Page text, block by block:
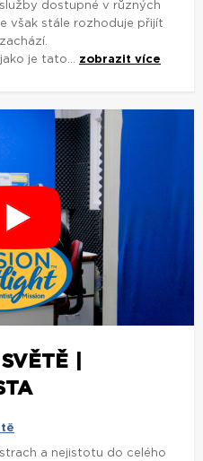
dostupné v různých
však stále rozhoduje přijít
je tato... zobrazit více
|
strach a nejistotu do celého